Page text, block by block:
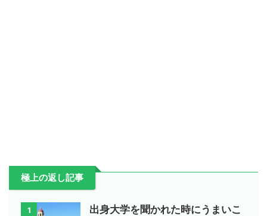
極上の返し記事
1
出身大学を聞かれた時にうまいこ